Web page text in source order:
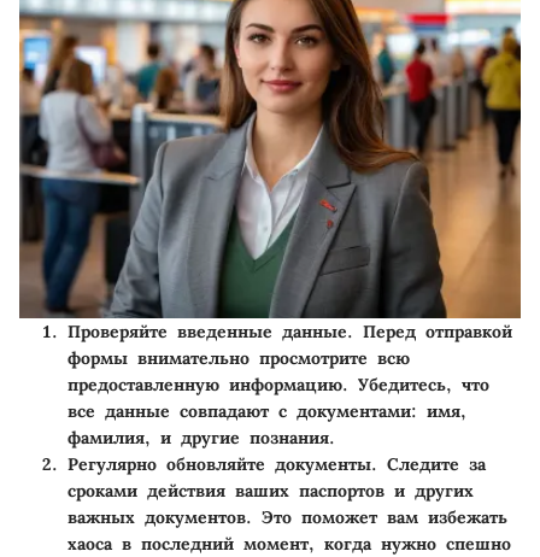
Проверяйте введенные данные. Перед отправкой
формы внимательно просмотрите всю
предоставленную информацию. Убедитесь, что
все данные совпадают с документами: имя,
фамилия, и другие познания.
Регулярно обновляйте документы. Следите за
сроками действия ваших паспортов и других
важных документов. Это поможет вам избежать
хаоса в последний момент, когда нужно спешно